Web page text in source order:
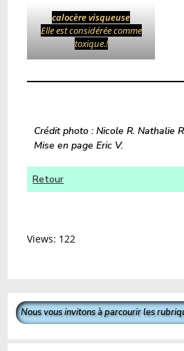
calocère visqueuse
Elle est considérée comme
toxique.!
Crédit photo : Nicole R. Nathalie
Mise en page Eric V.
Retour
Views: 122
Nous vous invitons à parcourir les